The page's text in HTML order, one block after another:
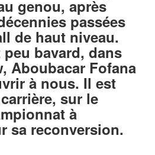
genou, après
passées
de haut niveau.
bavard, dans
Aboubacar Fofana
à nous. Il est
sur le
à
sa reconversion.